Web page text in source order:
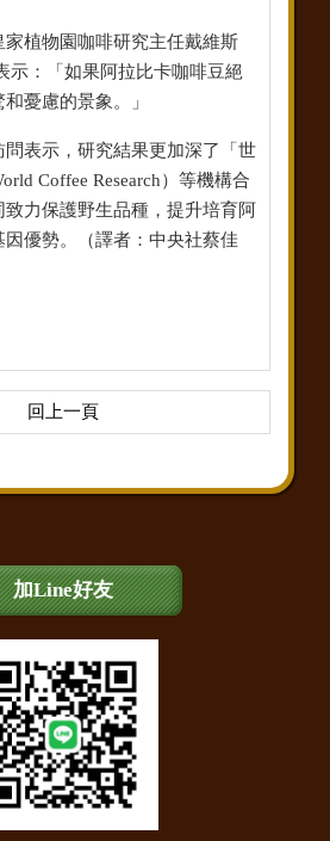
加Line好友
家植物園咖啡研究主任戴維斯
示：「如果阿拉比卡咖啡豆絕
憂慮的景象。」
表示，研究結果更加深了「世
Coffee Research）等機構合
力保護野生品種，提升培育阿
優勢。（譯者：中央社蔡佳
回上一頁